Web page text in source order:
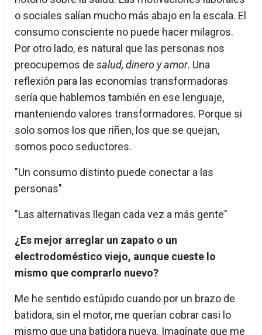
o sociales salían mucho más abajo en la escala. El
consumo consciente no puede hacer milagros.
Por otro lado, es natural que las personas nos
preocupemos de salud, dinero y amor. Una
reflexión para las economías transformadoras
sería que hablemos también en ese lenguaje,
manteniendo valores transformadores. Porque si
solo somos los que riñen, los que se quejan,
somos poco seductores.
"Un consumo distinto puede conectar a las
personas"
"Las alternativas llegan cada vez a más gente"
¿Es mejor arreglar un zapato o un
electrodoméstico viejo, aunque cueste lo
mismo que comprarlo nuevo?
Me he sentido estúpido cuando por un brazo de
batidora, sin el motor, me querían cobrar casi lo
mismo que una batidora nueva. Imagínate que me